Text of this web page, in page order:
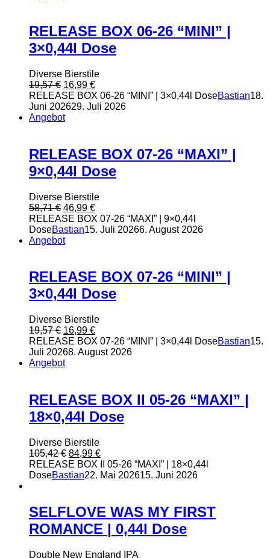
RELEASE BOX 06-26 “MINI” |
3×0,44l Dose
Diverse Bierstile
19,57€ Ursprünglicher
Preis
war:
19,57 €
16,99 €Aktueller
Preis
ist:
RELEASE BOX 06-26 “MINI” | 3×0,44l DoseBastian18.
Juni 202629. Juli 2026
Angebot
RELEASE BOX 07-26 “MAXI” |
9×0,44l Dose
Diverse Bierstile
58,71€ Ursprünglicher
Preis
war:
58,71 €
46,99 €Aktueller
Preis
ist:
RELEASE BOX 07-26 “MAXI” | 9×0,44l
DoseBastian15. Juli 20266. August 2026
Angebot
RELEASE BOX 07-26 “MINI” |
3×0,44l Dose
Diverse Bierstile
19,57€ Ursprünglicher
Preis
war:
19,57 €
16,99 €Aktueller
Preis
ist:
RELEASE BOX 07-26 “MINI” | 3×0,44l DoseBastian15.
Juli 20268. August 2026
Angebot
RELEASE BOX II 05-26 “MAXI” |
18×0,44l Dose
Diverse Bierstile
105,42€ Ursprünglicher
Preis
war:
84,99 €Aktueller
Preis
ist:
RELEASE BOX II 05-26 “MAXI” | 18×0,44l
DoseBastian22. Mai 202615. Juni 2026
SELFLOVE WAS MY FIRST
ROMANCE | 0,44l Dose
Double New England IPA